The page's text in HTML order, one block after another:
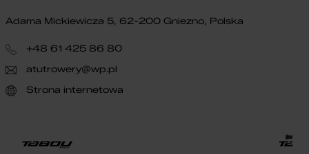
Adama Mickiewicza 5, 62-200 Gniezno, Polska
+48 61 425 86 80
atutrowery@wp.pl
Strona internetowa